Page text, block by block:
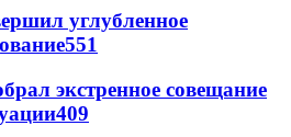
углубленное
551
экстренное совещание
409